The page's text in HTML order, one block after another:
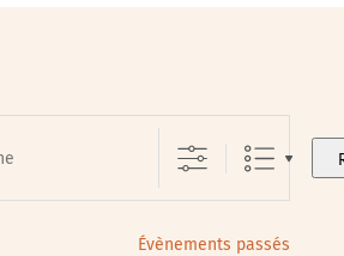
Évènements passés